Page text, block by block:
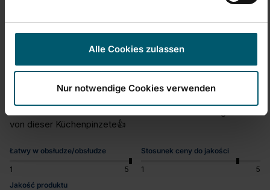
Alle Cookies zulassen
Nur notwendige Cookies verwenden
Silly
Genialer Küchenhelfer
Küchenpinzette 20 cm
von dieser Küchenpinzete👍
Łatwy w obsłudze/obsłudze
1 5
Stosunek ceny do jakości
1
5
Jakość produktu